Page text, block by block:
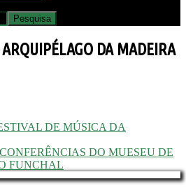
DA MADEIRA
DE MÚSICA DA
DO MUESEU DE
FUNCHAL